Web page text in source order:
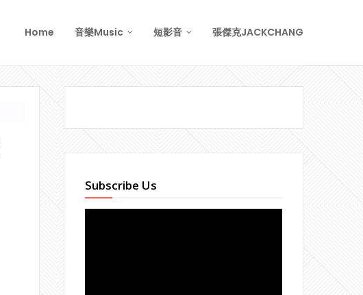
Home 音樂Music 短影音 張傑克JACKCHANG
Subscribe Us